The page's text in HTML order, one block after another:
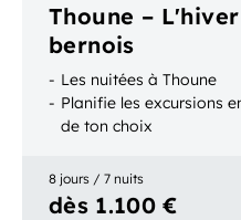
Thoune –
bernois
Les nuitées à Thoune
Planifie les excursions
de ton choix
8 jours / 7 nuits
dès 1.100 €